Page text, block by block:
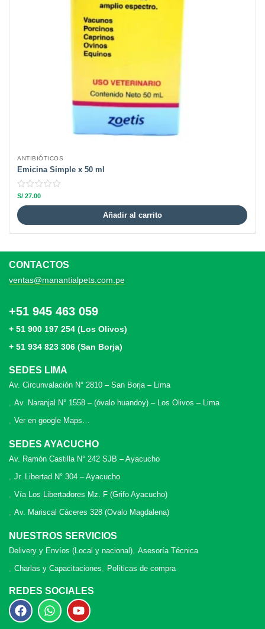
ANTIBIÓTICOS
Emicina Simple x 50 ml
S/ 27.00
Añadir al carrito
CONTACTOS
ventas@manantialpets.com.pe
+51 945 463 059
+ 51 900 197 254 (Los Olivos)
+ 51 934 823 306 (San Borja)
SEDES LIMA
Av. Circunvalación N° 2810 – San Borja – Lima
Av. Naranjal N° 1558 – (óvalo huandoy) – Los Olivos – Lima
Ver en google Maps…
SEDES AYACUCHO
Av. Ramón Castilla N° 242 SJB – Ayacucho
Jr. Libertad N° 304 – Ayacucho
Vía Los Libertadores Mz. F (Grifo Ayacucho)
Av. Mariscal Cáceres 328 (Ovalo Magdalena)
NUESTROS SERVICIOS
Delivery y Envíos (Local y nacional) Asesoría Técnica
Charlas y Capacitaciones
Políticas de compra
REDES SOCIALES